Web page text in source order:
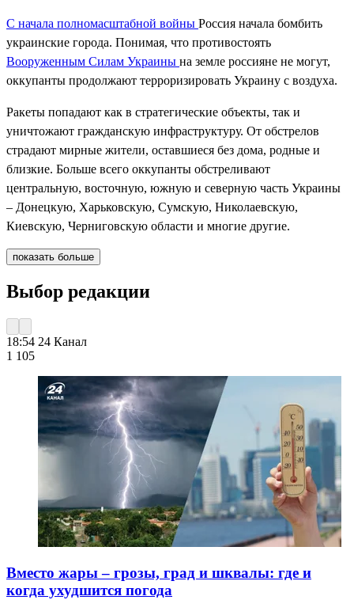
С начала полномасштабной войны Россия начала бомбить
украинские города. Понимая, что противостоять
Вооруженным Силам Украины на земле россияне не могут,
оккупанты продолжают терроризировать Украину с воздуха.
Ракеты попадают как в стратегические объекты, так и
уничтожают гражданскую инфраструктуру. От обстрелов
страдают мирные жители, оставшиеся без дома, родные и
близкие. Больше всего оккупанты обстреливают
центральную, восточную, южную и северную часть Украины
– Донецкую, Харьковскую, Сумскую, Николаевскую,
Киевскую, Черниговскую области и многие другие.
показать больше
Выбор редакции
18:54 24 Канал
1 105
Вместо жары – грозы, град и шквалы: где и
когда ухудшится погода